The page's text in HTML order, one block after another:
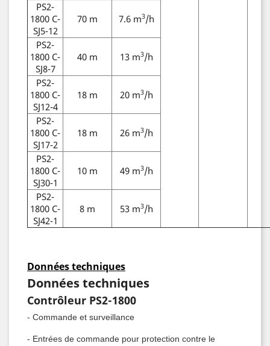
PS2-
1800 C-
SJ5-12
70 m 7.6 m3/h
PS2-
1800 C-
SJ8-7
40 m 13 m3/h
PS2-
1800 C-
SJ12-4
18 m 20 m3/h
PS2-
1800 C-
SJ17-2
18 m 26 m3/h
PS2-
1800 C-
SJ30-1
10 m 49 m3/h
PS2-
1800 C-
SJ42-1
8 m 53 m3/h
Données techniques
Données techniques
Contrôleur PS2-1800
- Commande et surveillance
- Entrées de commande pour protection contre le